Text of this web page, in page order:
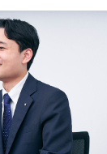
ト
ィア「OPENIA」
評判を見る